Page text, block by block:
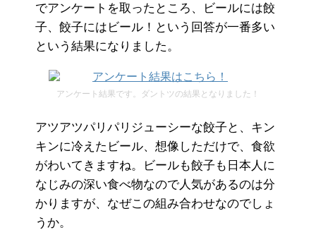
でアンケートを取ったところ、ビールには餃
子、餃子にはビール！という回答が一番多い
という結果になりました。
アンケート結果です。ダントツの結果となりました！
アツアツパリパリジューシーな餃子と、キン
キンに冷えたビール、想像しただけで、食欲
がわいてきますね。ビールも餃子も日本人に
なじみの深い食べ物なので人気があるのは分
かりますが、なぜこの組み合わせなのでしょ
うか。